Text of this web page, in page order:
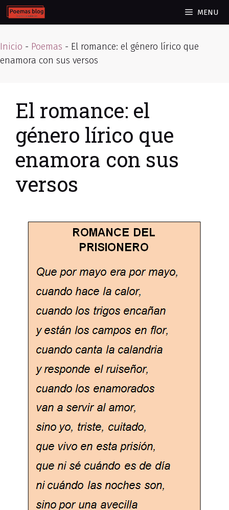
Skip
to
MENU
Inicio - Poemas - El romance: el género lírico que
enamora con sus versos
El romance: el
género lírico que
enamora con sus
versos